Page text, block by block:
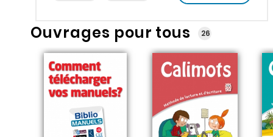
Ouvrages pour tous 26